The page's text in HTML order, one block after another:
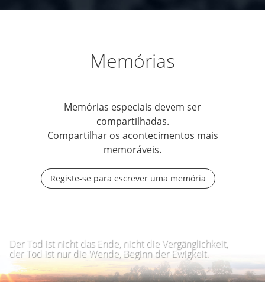
Memórias
Memórias especiais devem ser
compartilhadas.
Compartilhar os acontecimentos mais
memoráveis.
Registe-se para escrever uma memória
Der Tod ist nicht das Ende, nicht die Vergänglichkeit,
der Tod ist nur die Wende, Beginn der Ewigkeit.